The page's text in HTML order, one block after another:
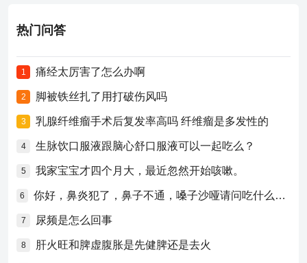
热门问答
1 痛经太厉害了怎么办啊
2 脚被铁丝扎了用打破伤风吗
3 乳腺纤维瘤手术后复发率高吗 纤维瘤是多发性的
4 生脉饮口服液跟脑心舒口服液可以一起吃么？
5 我家宝宝才四个月大，最近忽然开始咳嗽。
6 你好，鼻炎犯了，鼻子不通，嗓子沙哑请问吃什么药比较好？
7 尿频是怎么回事
8 肝火旺和脾虚腹胀是先健脾还是去火